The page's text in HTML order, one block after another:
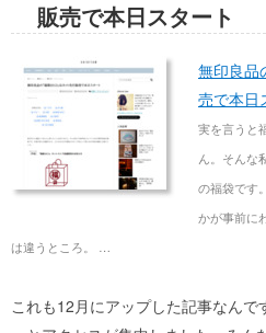
販売で本日スタート
無印良品
売で本日
実を言うと
ん。そんな
の福袋です
かが事前に
は違うところ。 …
これも12月にアップした記事なん